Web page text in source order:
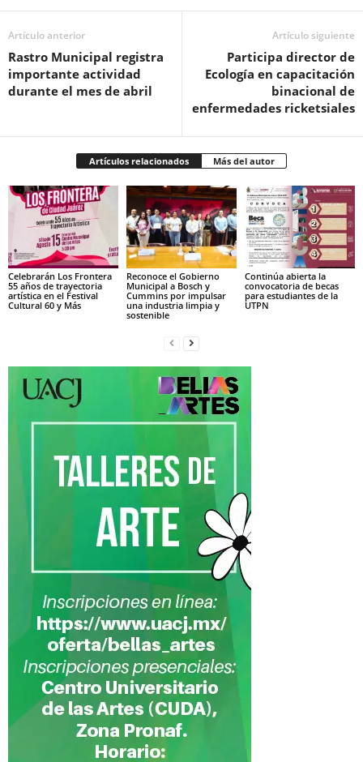
Artículo anterior
Rastro Municipal registra
importante actividad
durante el mes de abril
Artículo siguiente
Participa director de
Ecología en capacitación
binacional de
enfermedades ricketsiales
Artículos relacionados Más del autor
Celebrarán Los Frontera
55 años de trayectoria
artística en el Festival
Cultural 60 y Más
Reconoce el Gobierno
Municipal a Bosch y
Cummins por impulsar
una industria limpia y
sostenible
Continúa abierta la
convocatoria de becas
para estudiantes de la
UTPN